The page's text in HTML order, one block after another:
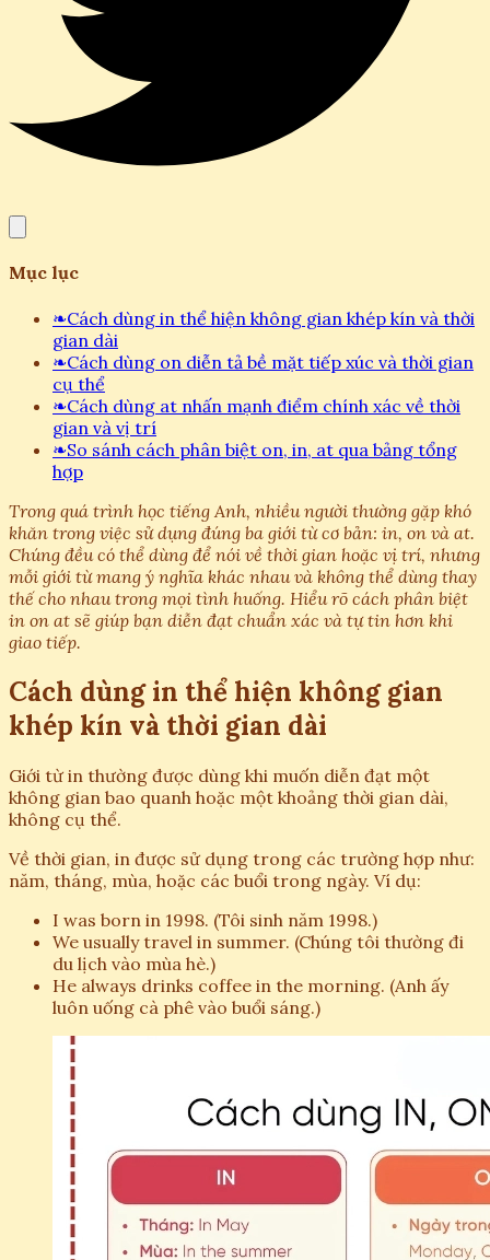
Mục lục
❧Cách dùng in thể hiện không gian khép kín và thời
gian dài
❧Cách dùng on diễn tả bề mặt tiếp xúc và thời gian
cụ thể
❧Cách dùng at nhấn mạnh điểm chính xác về thời
gian và vị trí
❧So sánh cách phân biệt on, in, at qua bảng tổng
hợp
Trong quá trình học tiếng Anh, nhiều người thường gặp khó
khăn trong việc sử dụng đúng ba giới từ cơ bản: in, on và at.
Chúng đều có thể dùng để nói về thời gian hoặc vị trí, nhưng
mỗi giới từ mang ý nghĩa khác nhau và không thể dùng thay
thế cho nhau trong mọi tình huống. Hiểu rõ cách phân biệt
in on at sẽ giúp bạn diễn đạt chuẩn xác và tự tin hơn khi
giao tiếp.
Cách dùng in thể hiện không gian
khép kín và thời gian dài
Giới từ in thường được dùng khi muốn diễn đạt một
không gian bao quanh hoặc một khoảng thời gian dài,
không cụ thể.
Về thời gian, in được sử dụng trong các trường hợp như:
năm, tháng, mùa, hoặc các buổi trong ngày. Ví dụ:
I was born in 1998. (Tôi sinh năm 1998.)
We usually travel in summer. (Chúng tôi thường đi
du lịch vào mùa hè.)
He always drinks coffee in the morning. (Anh ấy
luôn uống cà phê vào buổi sáng.)